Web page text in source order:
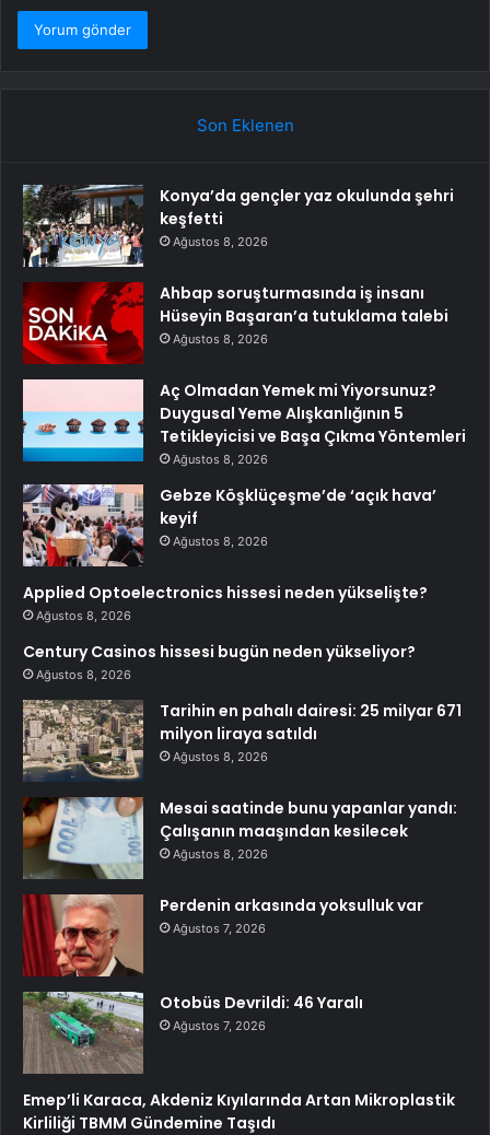
Son Eklenen
Konya’da gençler yaz okulunda şehri
keşfetti
Ağustos 8, 2026
Ahbap soruşturmasında iş insanı
Hüseyin Başaran’a tutuklama talebi
Ağustos 8, 2026
Aç Olmadan Yemek mi Yiyorsunuz?
Duygusal Yeme Alışkanlığının 5
Tetikleyicisi ve Başa Çıkma Yöntemleri
Ağustos 8, 2026
Gebze Köşklüçeşme’de ‘açık hava’
keyif
Ağustos 8, 2026
Applied Optoelectronics hissesi neden yükselişte?
Ağustos 8, 2026
Century Casinos hissesi bugün neden yükseliyor?
Ağustos 8, 2026
Tarihin en pahalı dairesi: 25 milyar 671
milyon liraya satıldı
Ağustos 8, 2026
Mesai saatinde bunu yapanlar yandı:
Çalışanın maaşından kesilecek
Ağustos 8, 2026
Perdenin arkasında yoksulluk var
Ağustos 7, 2026
Otobüs Devrildi: 46 Yaralı
Ağustos 7, 2026
Emep’li Karaca, Akdeniz Kıyılarında Artan Mikroplastik
Kirliliği TBMM Gündemine Taşıdı